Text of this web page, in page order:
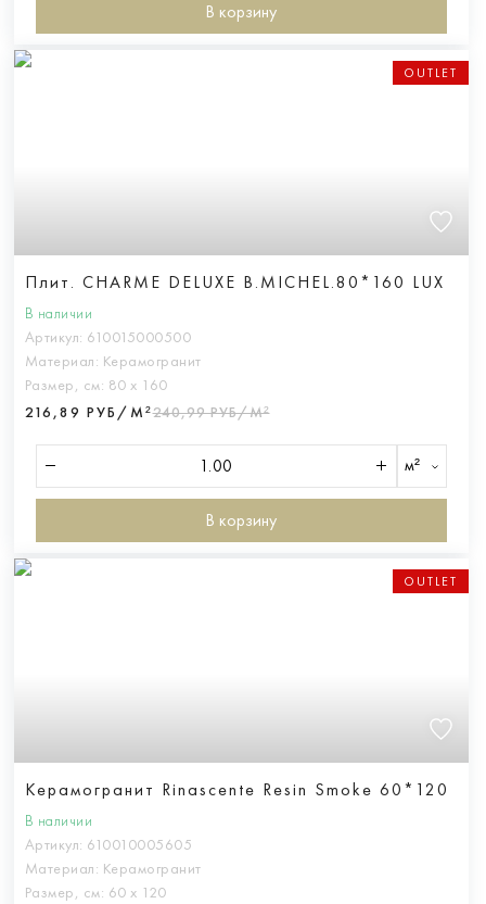
В корзину
OUTLET
Плит. CHARME DELUXE B.MICHEL.80*160 LUX
В наличии
Артикул: 610015000500
Материал: Керамогранит
Размер, см: 80 х 160
216,89 РУБ/М²240,99 РУБ/М²
м²
В корзину
OUTLET
Керамогранит Rinascente Resin Smoke 60*120
В наличии
Артикул: 610010005605
Материал: Керамогранит
Размер, см: 60 х 120